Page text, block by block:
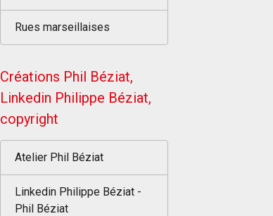
Rues marseillaises
Créations Phil Béziat,
Linkedin Philippe Béziat,
copyright
Atelier Phil Béziat
Linkedin Philippe Béziat -
Phil Béziat